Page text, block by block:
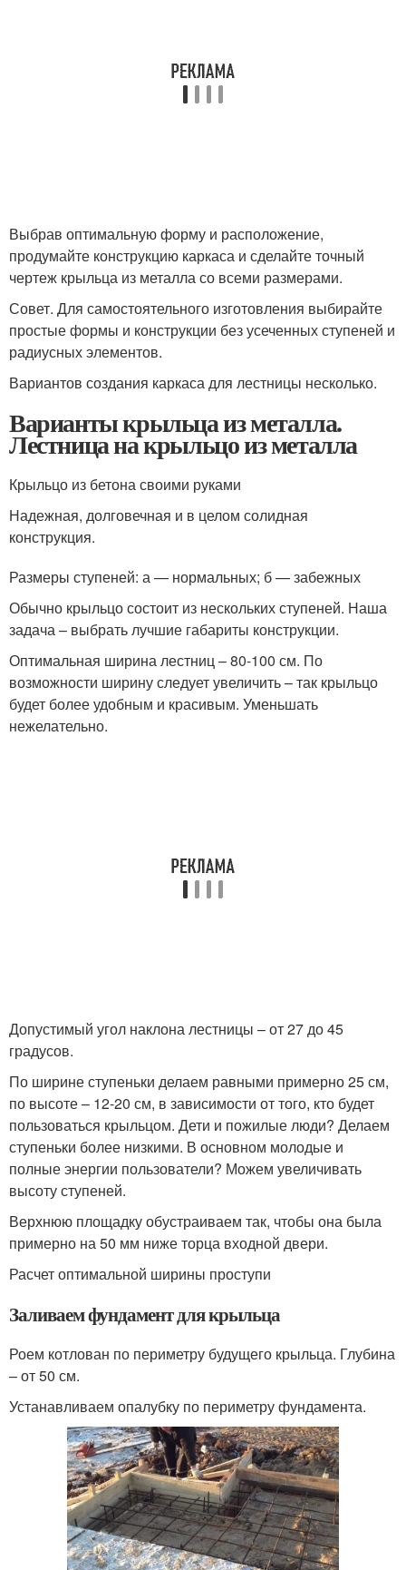
Выбрав оптимальную форму и расположение,
продумайте конструкцию каркаса и сделайте точный
чертеж крыльца из металла со всеми размерами.
Совет. Для самостоятельного изготовления выбирайте
простые формы и конструкции без усеченных ступеней и
радиусных элементов.
Вариантов создания каркаса для лестницы несколько.
Варианты крыльца из металла.
Лестница на крыльцо из металла
Крыльцо из бетона своими руками
Надежная, долговечная и в целом солидная
конструкция.
Размеры ступеней: а — нормальных; б — забежных
Обычно крыльцо состоит из нескольких ступеней. Наша
задача – выбрать лучшие габариты конструкции.
Оптимальная ширина лестниц – 80-100 см. По
возможности ширину следует увеличить – так крыльцо
будет более удобным и красивым. Уменьшать
нежелательно.
Допустимый угол наклона лестницы – от 27 до 45
градусов.
По ширине ступеньки делаем равными примерно 25 см,
по высоте – 12-20 см, в зависимости от того, кто будет
пользоваться крыльцом. Дети и пожилые люди? Делаем
ступеньки более низкими. В основном молодые и
полные энергии пользователи? Можем увеличивать
высоту ступеней.
Верхнюю площадку обустраиваем так, чтобы она была
примерно на 50 мм ниже торца входной двери.
Расчет оптимальной ширины проступи
Заливаем фундамент для крыльца
Роем котлован по периметру будущего крыльца. Глубина
– от 50 см.
Устанавливаем опалубку по периметру фундамента.